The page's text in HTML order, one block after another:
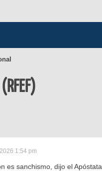
1:54 pm
es sanchismo, dijo el Apóstata.